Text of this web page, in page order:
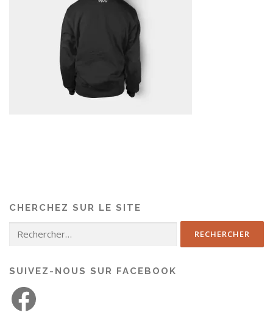
CHERCHEZ SUR LE SITE
SUIVEZ-NOUS SUR FACEBOOK